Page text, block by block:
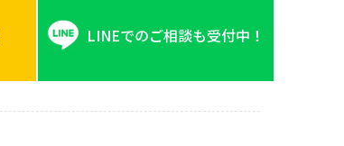
LINEでのご相談も受付中！